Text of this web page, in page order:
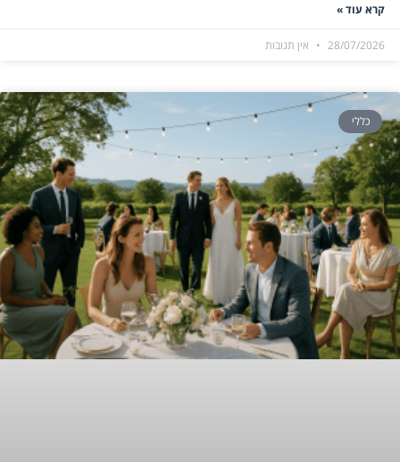
קרא עוד »
28/07/2026 אין תגובות
כללי